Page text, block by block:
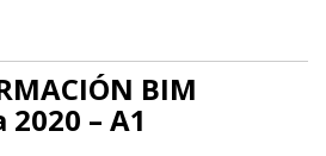
BIM
2020 – A1